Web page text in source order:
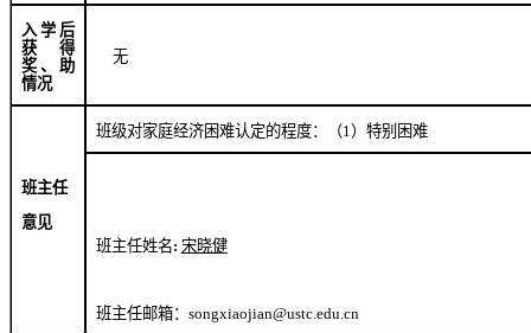
入学后
获得
奖、助
情况
无
班主任
意见
班级对家庭经济困难认定的程度：（1）特别困难
班主任姓名: 宋晓健
班主任邮箱： songxiaojian@ustc.edu.cn